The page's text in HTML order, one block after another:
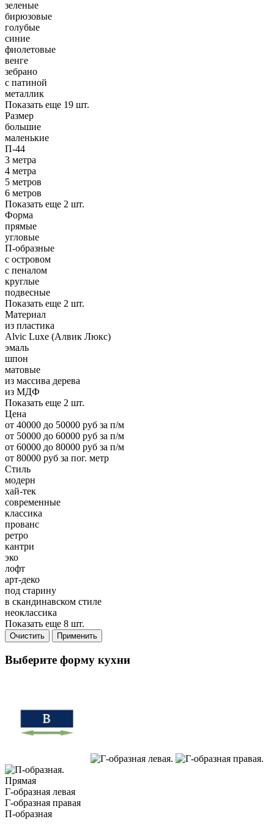
зеленые
бирюзовые
голубые
синие
фиолетовые
венге
зебрано
с патиной
металлик
Показать еще 19 шт.
Размер
большие
маленькие
П-44
3 метра
4 метра
5 метров
6 метров
Показать еще 2 шт.
Форма
прямые
угловые
П-образные
с островом
с пеналом
круглые
подвесные
Показать еще 2 шт.
Материал
из пластика
Alvic Luxe (Алвик Люкс)
эмаль
шпон
матовые
из массива дерева
из МДФ
Показать еще 2 шт.
Цена
от 40000 до 50000 руб за п/м
от 50000 до 60000 руб за п/м
от 60000 до 80000 руб за п/м
от 80000 руб за пог. метр
Стиль
модерн
хай-тек
современные
классика
прованс
ретро
кантри
эко
лофт
арт-деко
под старину
в скандинавском стиле
неоклассика
Показать еще 8 шт.
Очистить Применить
Выберите форму кухни
Прямая
Г-образная левая
Г-образная правая
П-образная